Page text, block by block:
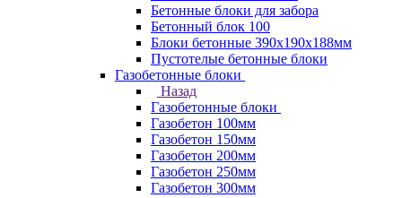
Бетонные блоки для забора
Бетонный блок 100
Блоки бетонные 390х190х188мм
Пустотелые бетонные блоки
Газобетонные блоки
Назад
Газобетонные блоки
Газобетон 100мм
Газобетон 150мм
Газобетон 200мм
Газобетон 250мм
Газобетон 300мм